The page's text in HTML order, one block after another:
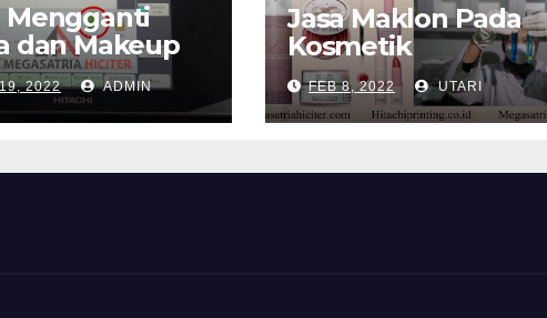
Mengganti
dan Makeup
2022 ADMIN
Jasa Maklon Pada
Kosmetik
FEB 8, 2022 UTARI